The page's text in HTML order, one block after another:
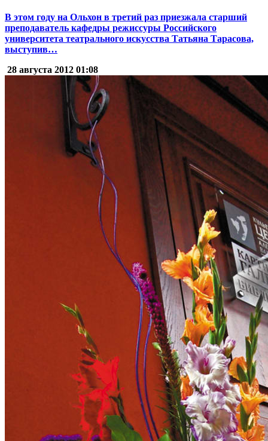
В этом году на Ольхон в третий раз приезжала старший
преподаватель кафедры режиссуры Российского
университета театрального искусства Татьяна Тарасова,
выступив…
28 августа 2012 01:08